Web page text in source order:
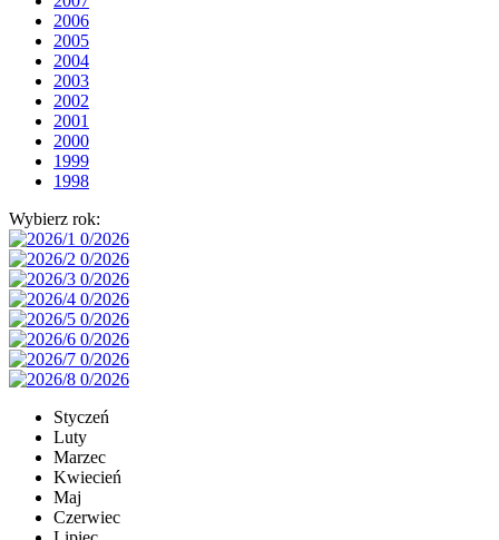
2006
2005
2004
2003
2002
2001
2000
1999
1998
Wybierz rok:
Styczeń
Luty
Marzec
Kwiecień
Maj
Czerwiec